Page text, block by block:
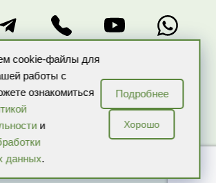
О.В. ИНН: 507503218257 ОГРНИП:
317774600059324
права защищены ARTPLANTS — интернет-
растений и цветов в горшках
cookie-файлы для
работы с
ознакомиться
и
данных.
Подробнее
Хорошо